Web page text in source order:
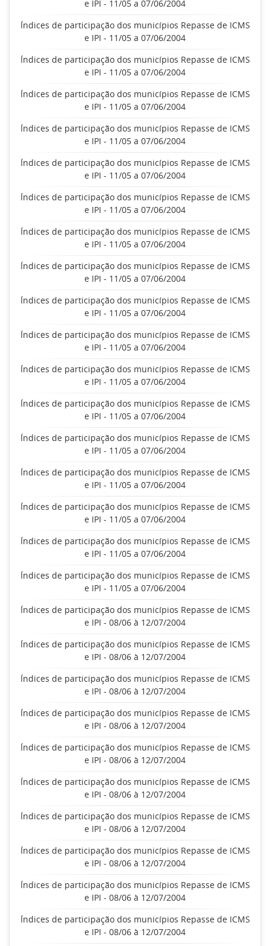
e IPI - 11/05 a 07/06/2004
Índices de participação dos municípios Repasse de ICMS
e IPI - 11/05 a 07/06/2004
Índices de participação dos municípios Repasse de ICMS
e IPI - 11/05 a 07/06/2004
Índices de participação dos municípios Repasse de ICMS
e IPI - 11/05 a 07/06/2004
Índices de participação dos municípios Repasse de ICMS
e IPI - 11/05 a 07/06/2004
Índices de participação dos municípios Repasse de ICMS
e IPI - 11/05 a 07/06/2004
Índices de participação dos municípios Repasse de ICMS
e IPI - 11/05 a 07/06/2004
Índices de participação dos municípios Repasse de ICMS
e IPI - 11/05 a 07/06/2004
Índices de participação dos municípios Repasse de ICMS
e IPI - 11/05 a 07/06/2004
Índices de participação dos municípios Repasse de ICMS
e IPI - 11/05 a 07/06/2004
Índices de participação dos municípios Repasse de ICMS
e IPI - 11/05 a 07/06/2004
Índices de participação dos municípios Repasse de ICMS
e IPI - 11/05 a 07/06/2004
Índices de participação dos municípios Repasse de ICMS
e IPI - 11/05 a 07/06/2004
Índices de participação dos municípios Repasse de ICMS
e IPI - 11/05 a 07/06/2004
Índices de participação dos municípios Repasse de ICMS
e IPI - 11/05 a 07/06/2004
Índices de participação dos municípios Repasse de ICMS
e IPI - 11/05 a 07/06/2004
Índices de participação dos municípios Repasse de ICMS
e IPI - 11/05 a 07/06/2004
Índices de participação dos municípios Repasse de ICMS
e IPI - 11/05 a 07/06/2004
Índices de participação dos municípios Repasse de ICMS
e IPI - 08/06 à 12/07/2004
Índices de participação dos municípios Repasse de ICMS
e IPI - 08/06 à 12/07/2004
Índices de participação dos municípios Repasse de ICMS
e IPI - 08/06 à 12/07/2004
Índices de participação dos municípios Repasse de ICMS
e IPI - 08/06 à 12/07/2004
Índices de participação dos municípios Repasse de ICMS
e IPI - 08/06 à 12/07/2004
Índices de participação dos municípios Repasse de ICMS
e IPI - 08/06 à 12/07/2004
Índices de participação dos municípios Repasse de ICMS
e IPI - 08/06 à 12/07/2004
Índices de participação dos municípios Repasse de ICMS
e IPI - 08/06 à 12/07/2004
Índices de participação dos municípios Repasse de ICMS
e IPI - 08/06 à 12/07/2004
Índices de participação dos municípios Repasse de ICMS
e IPI - 08/06 à 12/07/2004